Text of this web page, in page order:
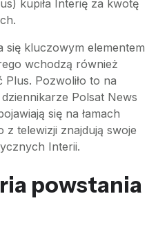
kupiła Interię za kwotę
się kluczowym elementem
wchodzą również
Plus. Pozwoliło to na
Polsat News
się na łamach
z telewizji znajdują swoje
Interii.
powstania